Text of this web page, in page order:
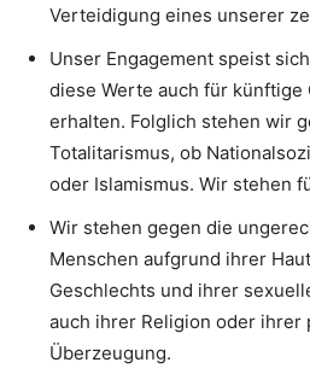
Verteidigung eines unserer
Unser Engagement speist
diese Werte auch für künftige
erhalten. Folglich stehen wir
Totalitarismus, ob
oder Islamismus. Wir stehen
Wir stehen gegen die
Menschen aufgrund ihrer
Geschlechts und ihrer
auch ihrer Religion oder ihrer
Überzeugung.